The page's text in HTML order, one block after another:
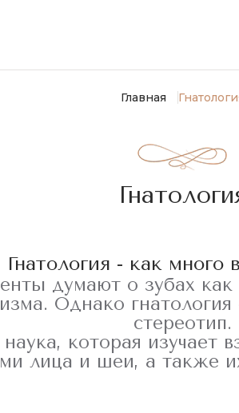
Главная
Гнатология - как много
думают о зубах как
Однако
стереотип.
наука, которая изучает
лица и шеи, а также